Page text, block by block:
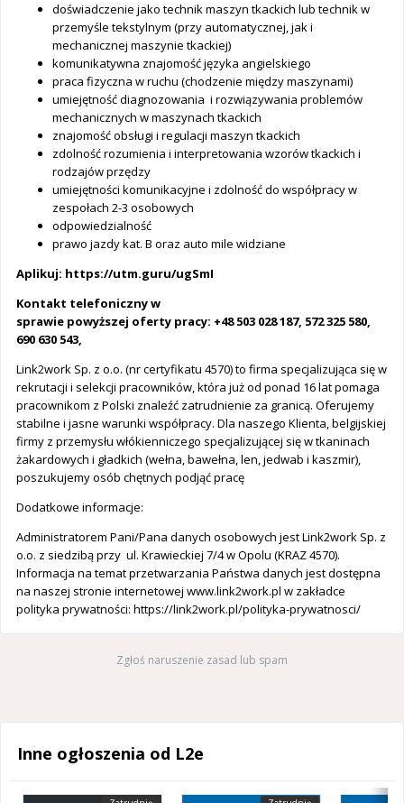
doświadczenie jako technik maszyn tkackich lub technik w
przemyśle tekstylnym (przy automatycznej, jak i
mechanicznej maszynie tkackiej)
komunikatywna znajomość języka angielskiego
praca fizyczna w ruchu (chodzenie między maszynami)
umiejętność diagnozowania i rozwiązywania problemów
mechanicznych w maszynach tkackich
znajomość obsługi i regulacji maszyn tkackich
zdolność rozumienia i interpretowania wzorów tkackich i
rodzajów przędzy
umiejętności komunikacyjne i zdolność do współpracy w
zespołach 2-3 osobowych
odpowiedzialność
prawo jazdy kat. B oraz auto mile widziane
Aplikuj: https://utm.guru/ugSmI
Kontakt telefoniczny w
sprawie powyższej oferty pracy: +48 503 028 187, 572 325 580,
690 630 543,
Link2work Sp. z o.o. (nr certyfikatu 4570) to firma specjalizująca się w
rekrutacji i selekcji pracowników, która już od ponad 16 lat pomaga
pracownikom z Polski znaleźć zatrudnienie za granicą. Oferujemy
stabilne i jasne warunki współpracy. Dla naszego Klienta, belgijskiej
firmy z przemysłu włókienniczego specjalizującej się w tkaninach
żakardowych i gładkich (wełna, bawełna, len, jedwab i kaszmir),
poszukujemy osób chętnych podjąć pracę
Dodatkowe informacje:
Administratorem Pani/Pana danych osobowych jest Link2work Sp. z
o.o. z siedzibą przy ul. Krawieckiej 7/4 w Opolu (KRAZ 4570).
Informacja na temat przetwarzania Państwa danych jest dostępna
na naszej stronie internetowej www.link2work.pl w zakładce
polityka prywatności: https://link2work.pl/polityka-prywatnosci/
Zgłoś naruszenie zasad lub spam
Inne ogłoszenia od L2e